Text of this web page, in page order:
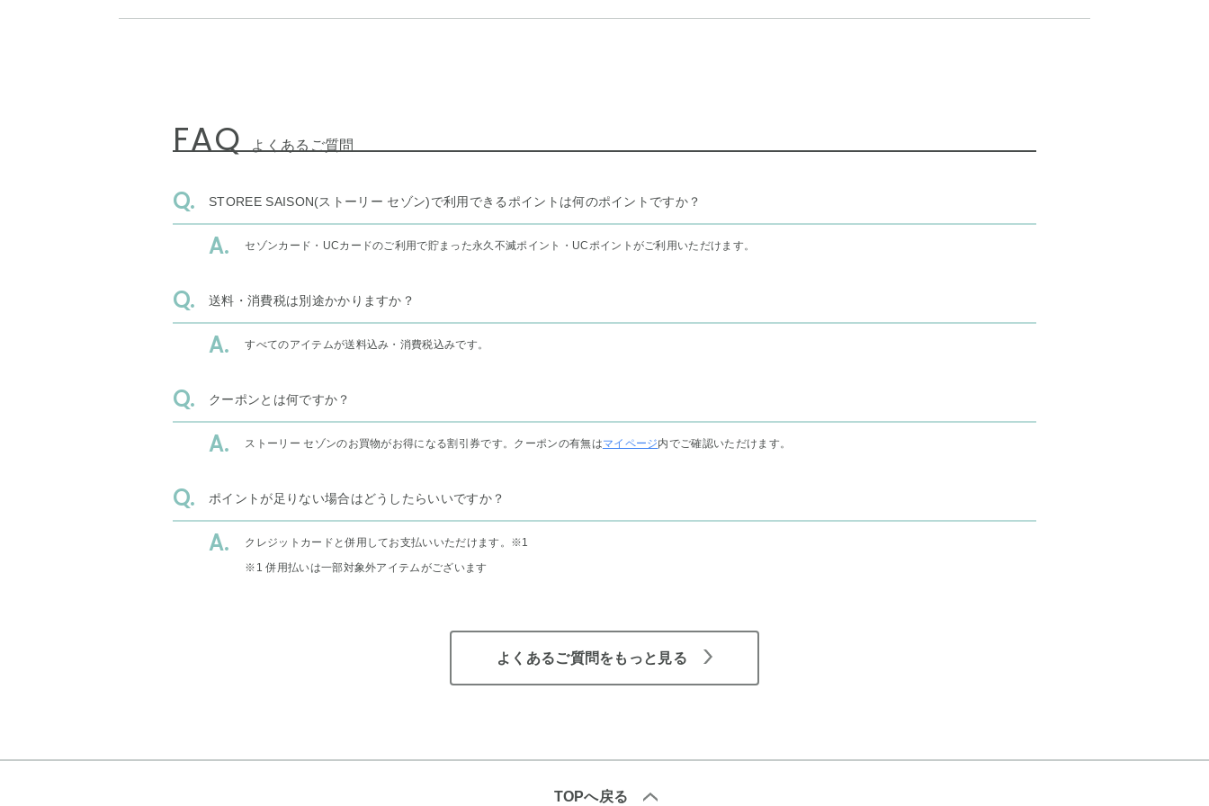
FAQ よくあるご質問
STOREE SAISON(ストーリー セゾン)で利用できるポイントは何のポイントですか？
セゾンカード・UCカードのご利用で貯まった永久不滅ポイント・UCポイントがご利用いただけます。
送料・消費税は別途かかりますか？
すべてのアイテムが送料込み・消費税込みです。
クーポンとは何ですか？
ストーリー セゾンのお買物がお得になる割引券です。クーポンの有無はマイページ内でご確認いただけます。
ポイントが足りない場合はどうしたらいいですか？
クレジットカードと併用してお支払いいただけます。 ※1
※1 併用払いは一部対象外アイテムがございます
よくあるご質問をもっと見る
TOPへ戻る